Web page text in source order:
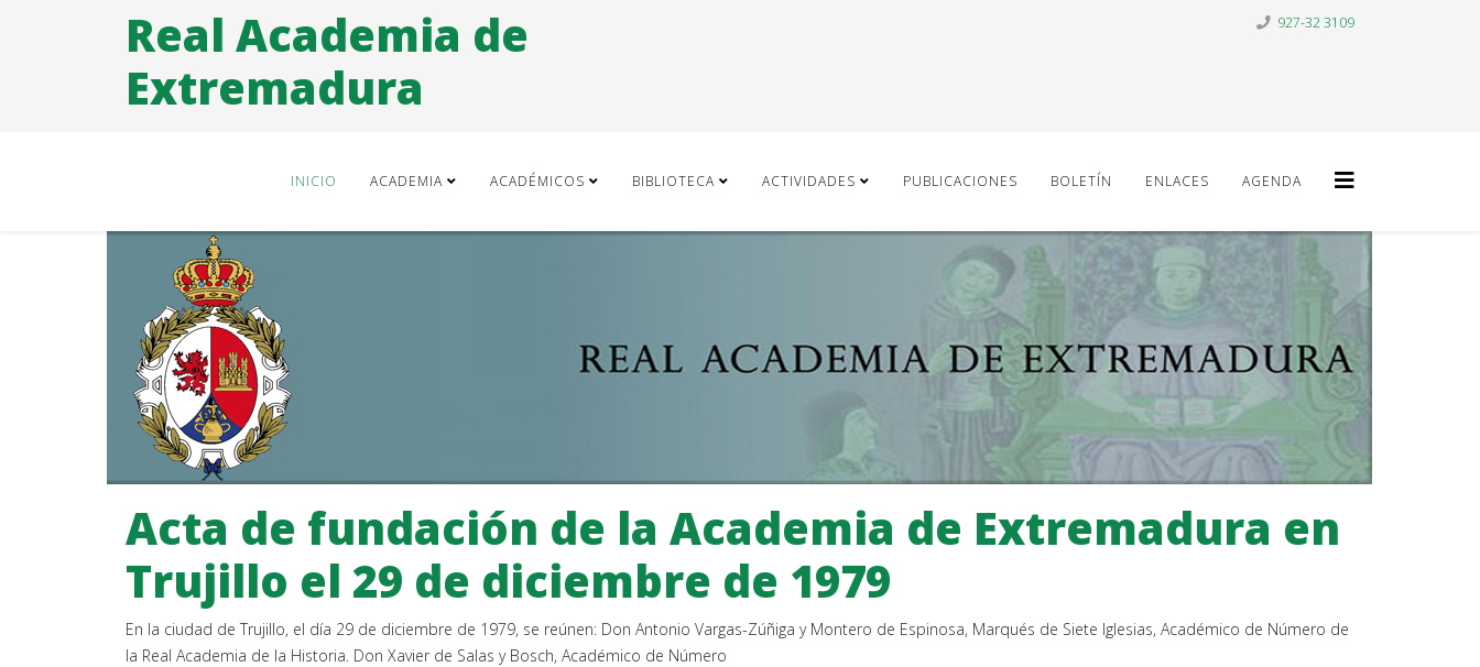
Real Academia de
Extremadura
927-32 3109
INICIO ACADEMIA ACADÉMICOS BIBLIOTECA ACTIVIDADES PUBLICACIONES BOLETÍN ENLACES AGENDA
Acta de fundación de la Academia de Extremadura en
Trujillo el 29 de diciembre de 1979
En la ciudad de Trujillo, el día 29 de diciembre de 1979, se reúnen: Don Antonio Vargas-Zúñiga y Montero de Espinosa, Marqués de Siete Iglesias, Académico de Número de
la Real Academia de la Historia. Don Xavier de Salas y Bosch, Académico de Número